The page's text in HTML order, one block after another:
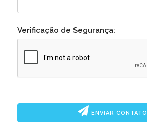
Verificação de Segurança:
ENVIAR CONTATO